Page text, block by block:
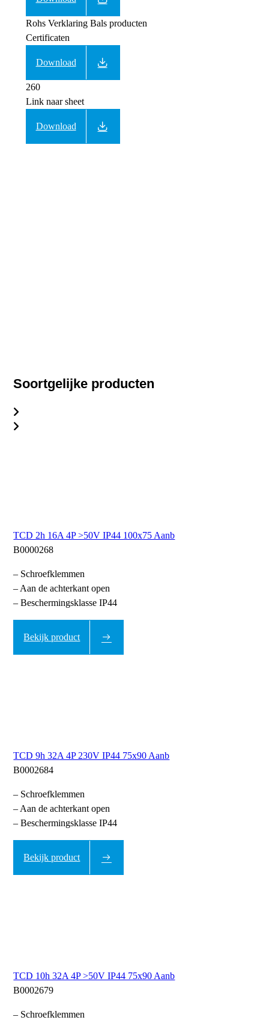
Rohs Verklaring Bals producten
Certificaten
Download
260
Link naar sheet
Download
Soortgelijke producten
TCD 2h 16A 4P >50V IP44 100x75 Aanb
B0000268
– Schroefklemmen
– Aan de achterkant open
– Beschermingsklasse IP44
Bekijk product
TCD 9h 32A 4P 230V IP44 75x90 Aanb
B0002684
– Schroefklemmen
– Aan de achterkant open
– Beschermingsklasse IP44
Bekijk product
TCD 10h 32A 4P >50V IP44 75x90 Aanb
B0002679
– Schroefklemmen